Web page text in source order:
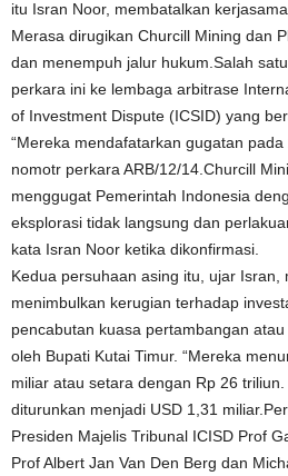
itu Isran Noor, membatalkan kerjasama.
Merasa dirugikan Churcill Mining dan
dan menempuh jalur hukum.Salah
perkara ini ke lembaga arbitrase
of Investment Dispute (ICSID) yang
“Mereka mendafatarkan gugatan
nomotr perkara ARB/12/14.Churcill
menggugat Pemerintah Indonesia
eksplorasi tidak langsung dan
kata Isran Noor ketika dikonfirmasi.
Kedua persuhaan asing itu, ujar Isran,
menimbulkan kerugian terhadap
pencabutan kuasa pertambangan
oleh Bupati Kutai Timur. “Mereka
miliar atau setara dengan Rp 26
diturunkan menjadi USD 1,31
Presiden Majelis Tribunal ICISD Prof
Prof Albert Jan Van Den Berg dan